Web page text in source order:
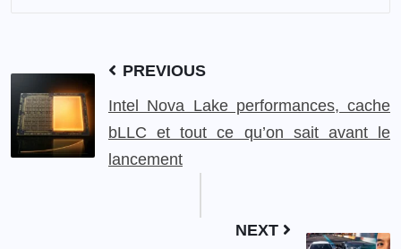
PREVIOUS
Intel Nova Lake performances, cache
bLLC et tout ce qu’on sait avant le
lancement
NEXT